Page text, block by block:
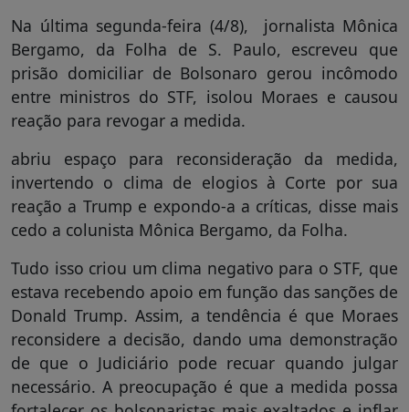
Na última segunda-feira (4/8), jornalista Mônica
Bergamo, da Folha de S. Paulo, escreveu que
prisão domiciliar de Bolsonaro gerou incômodo
entre ministros do STF, isolou Moraes e causou
reação para revogar a medida.
abriu espaço para reconsideração da medida,
invertendo o clima de elogios à Corte por sua
reação a Trump e expondo-a a críticas, disse mais
cedo a colunista Mônica Bergamo, da Folha.
Tudo isso criou um clima negativo para o STF, que
estava recebendo apoio em função das sanções de
Donald Trump. Assim, a tendência é que Moraes
reconsidere a decisão, dando uma demonstração
de que o Judiciário pode recuar quando julgar
necessário. A preocupação é que a medida possa